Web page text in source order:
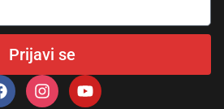
Prijavi se